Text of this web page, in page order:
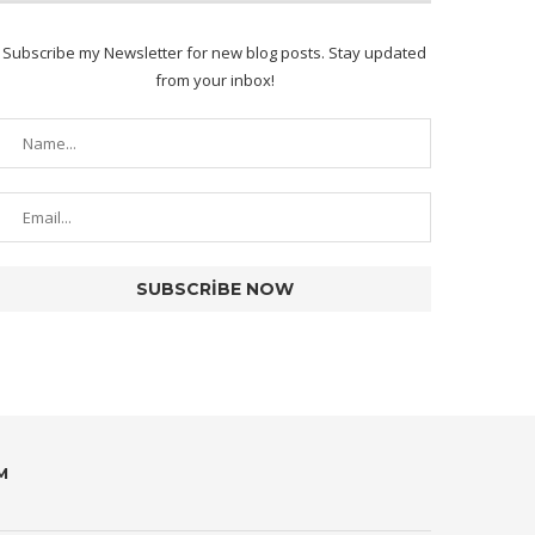
Subscribe my Newsletter for new blog posts. Stay updated
from your inbox!